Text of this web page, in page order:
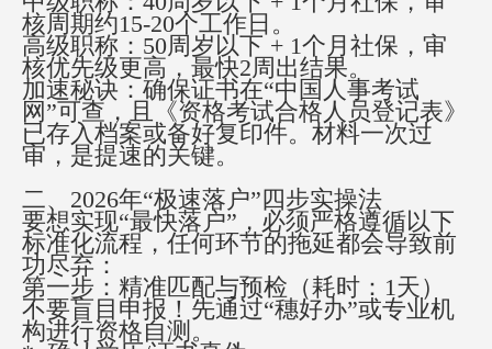
核周期约15-20个工作日。
高级职称：50周岁以下 + 1个月社保，审
核优先级更高，最快2周出结果。
加速秘诀：确保证书在“中国人事考试
网”可查，且《资格考试合格人员登记表》
已存入档案或备好复印件。材料一次过
审，是提速的关键。
二、 2026年“极速落户”四步实操法
要想实现“最快落户”，必须严格遵循以下
标准化流程，任何环节的拖延都会导致前
功尽弃：
第一步：精准匹配与预检（耗时： 1天）
不要盲目申报！先通过“穗好办”或专业机
构进行资格自测。